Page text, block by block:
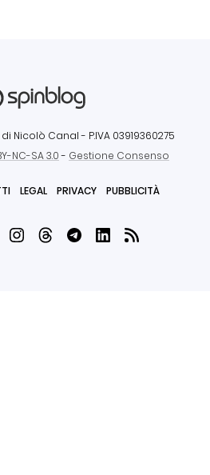
di Nicolò Canal - P.IVA 03919360275
NC-SA 3.0- Gestione Consenso
LEGAL PRIVACY PUBBLICITÀ